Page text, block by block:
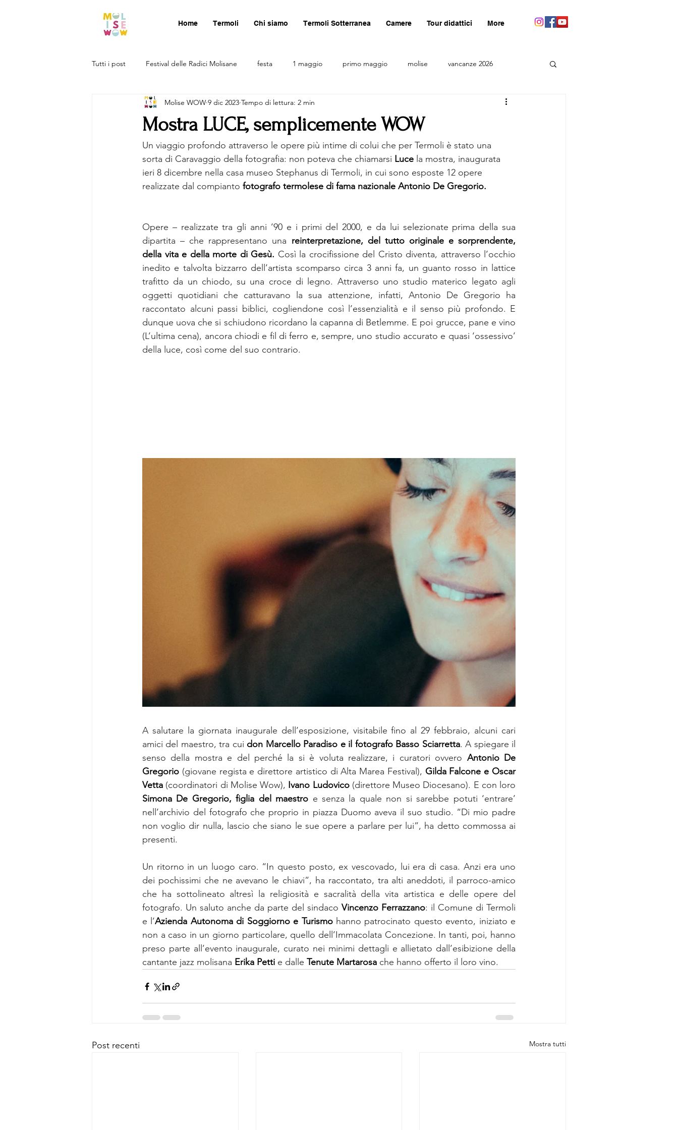
Home Termoli Chi siamo Termoli Sotterranea Camere Tour didattici More
Tutti i post Festival delle Radici Molisane festa 1 maggio primo maggio molise vancanze 2026
Mostra LUCE, semplicemente WOW
Molise WOW 9 dic 2023 Tempo di lettura: 2 min
Un viaggio profondo attraverso le opere più intime di colui che per Termoli è stato una
sorta di Caravaggio della fotografia: non poteva che chiamarsi Luce la mostra, inaugurata
ieri 8 dicembre nella casa museo Stephanus di Termoli, in cui sono esposte 12 opere
realizzate dal compianto fotografo termolese di fama nazionale Antonio De Gregorio.
Opere – realizzate tra gli anni ’90 e i primi del 2000, e da lui selezionate prima della sua
dipartita – che rappresentano una reinterpretazione, del tutto originale e sorprendente,
della vita e della morte di Gesù. Così la crocifissione del Cristo diventa, attraverso l’occhio
inedito e talvolta bizzarro dell’artista scomparso circa 3 anni fa, un guanto rosso in lattice
trafitto da un chiodo, su una croce di legno. Attraverso uno studio materico legato agli
oggetti quotidiani che catturavano la sua attenzione, infatti, Antonio De Gregorio ha
raccontato alcuni passi biblici, cogliendone così l’essenzialità e il senso più profondo. E
dunque uova che si schiudono ricordano la capanna di Betlemme. E poi grucce, pane e vino
(L’ultima cena), ancora chiodi e fil di ferro e, sempre, uno studio accurato e quasi ‘ossessivo’
della luce, così come del suo contrario.
A salutare la giornata inaugurale dell’esposizione, visitabile fino al 29 febbraio, alcuni cari
amici del maestro, tra cui don Marcello Paradiso e il fotografo Basso Sciarretta. A spiegare il
senso della mostra e del perché la si è voluta realizzare, i curatori ovvero Antonio De
Gregorio (giovane regista e direttore artistico di Alta Marea Festival), Gilda Falcone e Oscar
Vetta (coordinatori di Molise Wow), Ivano Ludovico
Simona De Gregorio, figlia del maestro e senza la quale non si sarebbe potuti ‘entrare’
nell’archivio del fotografo che proprio in piazza Duomo aveva il suo studio. “Di mio padre
non voglio dir nulla, lascio che siano le sue opere a parlare per lui”, ha detto commossa ai
presenti.
Un ritorno in un luogo caro. “In questo posto, ex vescovado, lui era di casa. Anzi era uno
dei pochissimi che ne avevano le chiavi”, ha raccontato, tra alti aneddoti, il parroco-amico
che ha sottolineato altresì la religiosità e sacralità della vita artistica e delle opere del
fotografo. Un saluto anche da parte del sindaco Vincenzo Ferrazzano: il Comune di Termoli
e l’Azienda Autonoma di Soggiorno e Turismo hanno patrocinato questo evento, iniziato e
non a caso in un giorno particolare, quello dell’Immacolata Concezione. In tanti, poi, hanno
preso parte all’evento inaugurale, curato nei minimi dettagli e allietato dall’esibizione della
cantante jazz molisana Erika Petti e dalle Tenute Martarosa che hanno offerto il loro vino.
Post recenti Mostra tutti